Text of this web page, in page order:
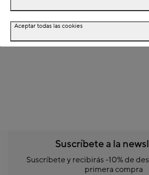
Suscríbete a la
Suscríbete y recibirás -10% de
primera compra
Aceptar todas las cookies